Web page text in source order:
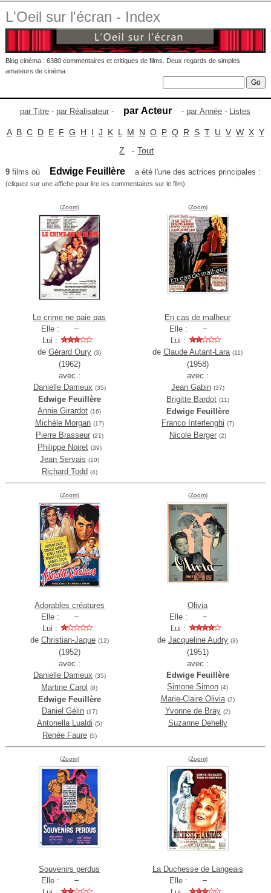
L'Oeil sur l'écran - Index
Blog cinéma : 6380 commentaires et critiques de films. Deux regards de simples
amateurs de cinéma.
par Titre -par Réalisateur - par Acteur -par Année - Listes
A B C D E F G H I J K L M N O P Q R S T U V W X Y
Z -Tout
9films où Edwige Feuillère a été l'une des actrices principales :
(cliquez sur une affiche pour lire les commentaires sur le film)
(Zoom)
Le crime ne paie pas
Elle :
Lui :
deGérard Oury (3)
(1962)
avec :
Danielle Darrieux (35)
Edwige Feuillère
Annie Girardot (16)
Michèle Morgan (17)
Pierre Brasseur (21)
Philippe Noiret (39)
Jean Servais (10)
Richard Todd (4)
(Zoom)
En cas de malheur
Elle :
Lui :
deClaude Autant-Lara (11)
(1958)
avec :
Jean Gabin (37)
Brigitte Bardot (11)
Edwige Feuillère
Franco Interlenghi (7)
Nicole Berger (2)
(Zoom)
Adorables créatures
Elle :
Lui :
de Christian-Jaque (12)
(1952)
avec :
Danielle Darrieux (35)
Martine Carol (8)
Edwige Feuillère
Daniel Gélin (17)
Antonella Lualdi (5)
Renée Faure (5)
(Zoom)
Olivia
Elle :
Lui :
deJacqueline Audry (3)
(1951)
avec :
Edwige Feuillère
Simone Simon (4)
Marie-Claire Olivia (2)
Yvonne de Bray (2)
Suzanne Dehelly
(Zoom)
Souvenirs perdus
Elle :
(Zoom)
La Duchesse de Langeais
Elle :